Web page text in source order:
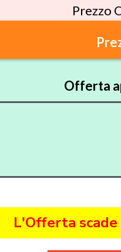
Prezzo
Offerta
L'Offerta scade